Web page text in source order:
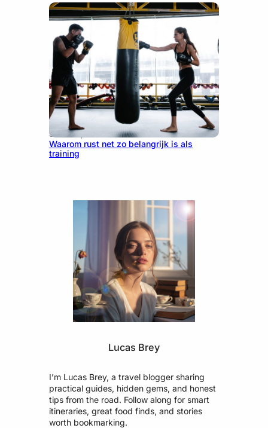
June 25, 2026
Waarom rust net zo belangrijk is als
training
Lucas Brey
I’m Lucas Brey, a travel blogger sharing
practical guides, hidden gems, and honest
tips from the road. Follow along for smart
itineraries, great food finds, and stories
worth bookmarking.